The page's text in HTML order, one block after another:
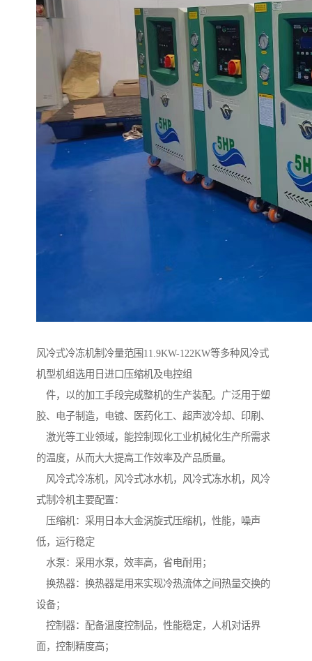
风冷式冷冻机制冷量范围11.9KW-122KW等多种风冷式
机型机组选用日进口压缩机及电控组
件，以的加工手段完成整机的生产装配。广泛用于塑
胶、电子制造，电镀、医药化工、超声波冷却、印刷、
激光等工业领域，能控制现化工业机械化生产所需求
的温度，从而大大提高工作效率及产品质量。
风冷式冷冻机，风冷式冰水机，风冷式冻水机，风冷
式制冷机主要配置：
压缩机：采用日本大金涡旋式压缩机，性能，噪声
低，运行稳定
水泵：采用水泵，效率高，省电耐用；
换热器：换热器是用来实现冷热流体之间热量交换的
设备；
控制器：配备温度控制品，性能稳定，人机对话界
面，控制精度高；